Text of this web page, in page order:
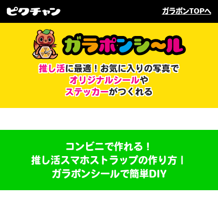
ガラポンTOPへ
推し活に最適！お気に入りの写真で
オリジナルシールや
ステッカーがつくれる
コンビニで作れる！
推し活スマホストラップの作り方｜
ガラポンシールで簡単DIY